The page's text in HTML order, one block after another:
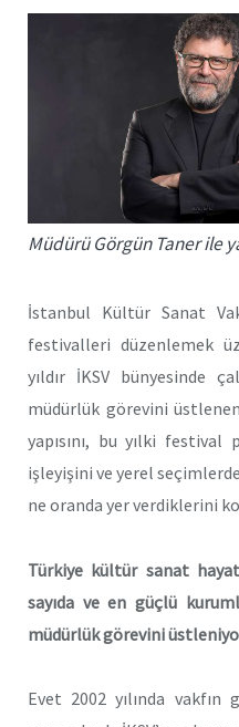
Müdürü Görgün Taner ile
İstanbul Kültür Sanat
festivalleri düzenlemek
yıldır İKSV bünyesinde
müdürlük görevini
yapısını, bu yılki festival
işleyişini ve yerel
ne oranda yer verdiklerini
Türkiye kültür sanat
sayıda ve en güçlü
müdürlük görevini
Evet 2002 yılında